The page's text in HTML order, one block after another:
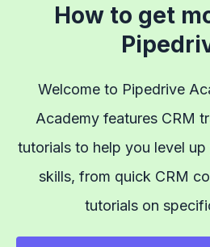
How to get
Welcome to Pipedrive
Academy features CRM
tutorials to help you level
skills, from quick CRM
tutorials on